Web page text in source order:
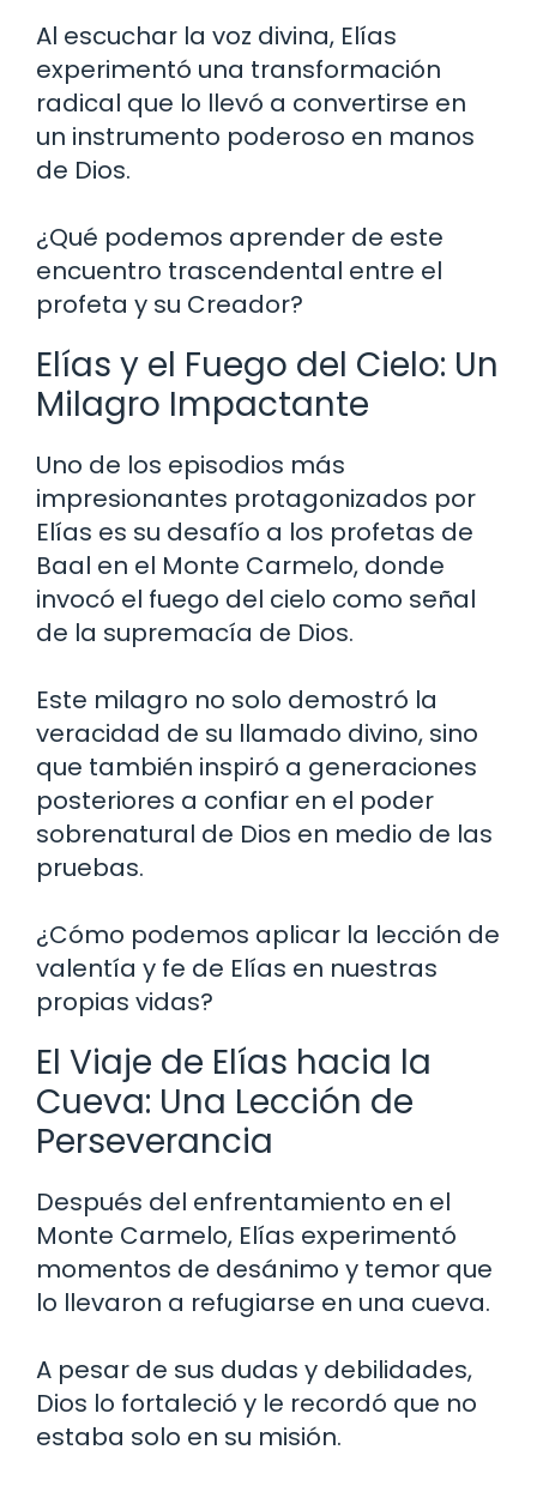
Al escuchar la voz divina, Elías
experimentó una transformación
radical que lo llevó a convertirse en
un instrumento poderoso en manos
de Dios.
¿Qué podemos aprender de este
encuentro trascendental entre el
profeta y su Creador?
Elías y el Fuego del Cielo: Un
Milagro Impactante
Uno de los episodios más
impresionantes protagonizados por
Elías es su desafío a los profetas de
Baal en el Monte Carmelo, donde
invocó el fuego del cielo como señal
de la supremacía de Dios.
Este milagro no solo demostró la
veracidad de su llamado divino, sino
que también inspiró a generaciones
posteriores a confiar en el poder
sobrenatural de Dios en medio de las
pruebas.
¿Cómo podemos aplicar la lección de
valentía y fe de Elías en nuestras
propias vidas?
El Viaje de Elías hacia la
Cueva: Una Lección de
Perseverancia
Después del enfrentamiento en el
Monte Carmelo, Elías experimentó
momentos de desánimo y temor que
lo llevaron a refugiarse en una cueva.
A pesar de sus dudas y debilidades,
Dios lo fortaleció y le recordó que no
estaba solo en su misión.